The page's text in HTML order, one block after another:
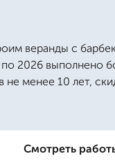
веранды с
2026 выполнено
не менее 10 лет,
Смотреть